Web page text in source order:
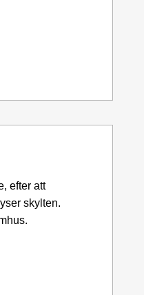
efter att
skylten.